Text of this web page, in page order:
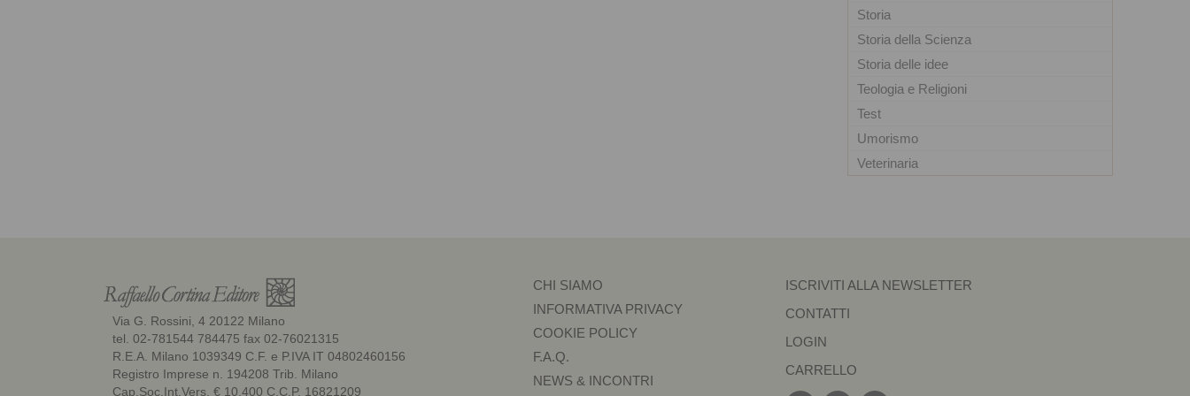
Storia
Storia della Scienza
Storia delle idee
Teologia e Religioni
Test
Umorismo
Veterinaria
Via G. Rossini, 4 20122 Milano
tel. 02-781544 784475 fax 02-76021315
R.E.A. Milano 1039349 C.F. e P.IVA IT 04802460156
Registro Imprese n. 194208 Trib. Milano
Cap.Soc.Int.Vers. € 10.400 C.C.P. 16821209
CHI SIAMO
INFORMATIVA PRIVACY
COOKIE POLICY
F.A.Q.
NEWS & INCONTRI
ISCRIVITI ALLA NEWSLETTER
CONTATTI
LOGIN
CARRELLO